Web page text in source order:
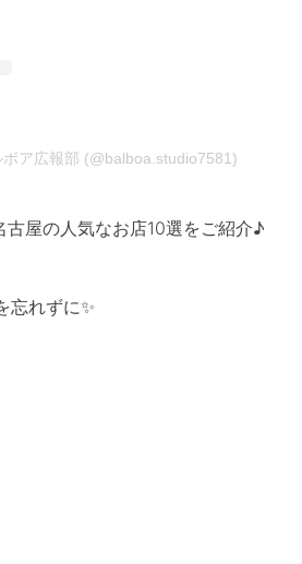
ア広報部 (@balboa.studio7581)
屋の人気なお店10選をご紹介♪
忘れずに✨